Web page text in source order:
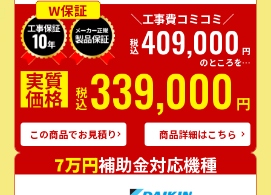
W保証
＼工事費コミコミ／
税込409,000 円
のところを…
実質
価格 税込339,000 円
この商品でお見積り 商品詳細はこちら
7万円補助金対応機種